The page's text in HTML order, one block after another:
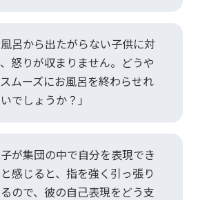
風呂から出たがらない子供に対
、怒りが収まりません。どうや
ムーズにお風呂を終わらせれ
でしょうか？」
子が集団の中で自分を表現でき
感じると、指を強く引っ張り
ので、彼の自己表現をどう支